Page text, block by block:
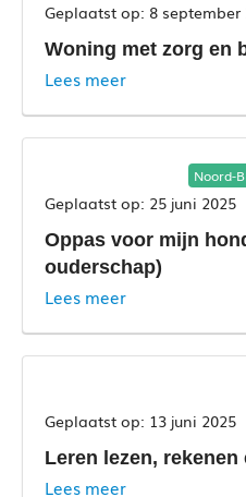
8 september
Woning met zorg en
Lees meer
Noord-
25 juni 2025
Oppas voor mijn
ouderschap)
Lees meer
13 juni 2025
Leren lezen,
Lees meer